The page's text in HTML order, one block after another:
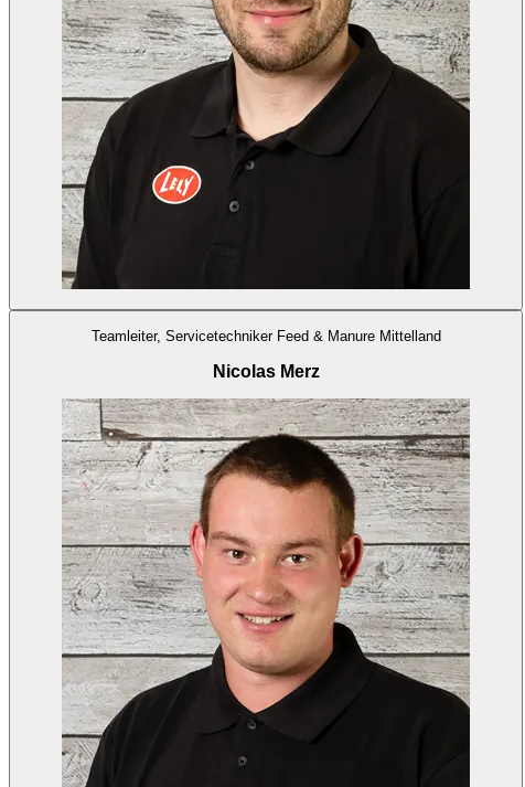
Teamleiter, Servicetechniker Feed & Manure Mittelland
Nicolas Merz